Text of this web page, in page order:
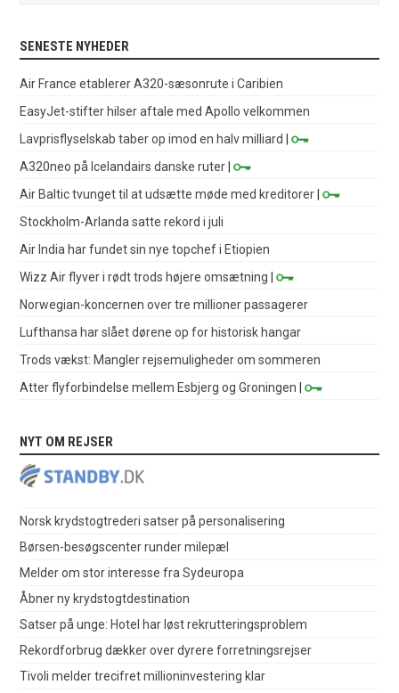
SENESTE NYHEDER
Air France etablerer A320-sæsonrute i Caribien
EasyJet-stifter hilser aftale med Apollo velkommen
Lavprisflyselskab taber op imod en halv milliard
|
A320neo på Icelandairs danske ruter |
Air Baltic tvunget til at udsætte møde med kreditorer |
Stockholm-Arlanda satte rekord i juli
Air India har fundet sin nye topchef i Etiopien
Wizz Air flyver i rødt trods højere omsætning |
Norwegian-koncernen over tre millioner passagerer
Lufthansa har slået dørene op for historisk hangar
Trods vækst: Mangler rejsemuligheder om sommeren
Atter flyforbindelse mellem Esbjerg og Groningen |
NYT OM REJSER
Norsk krydstogtrederi satser på personalisering
Børsen-besøgscenter runder milepæl
Melder om stor interesse fra Sydeuropa
Åbner ny krydstogtdestination
Satser på unge: Hotel har løst rekrutteringsproblem
Rekordforbrug dækker over dyrere forretningsrejser
Tivoli melder trecifret millioninvestering klar